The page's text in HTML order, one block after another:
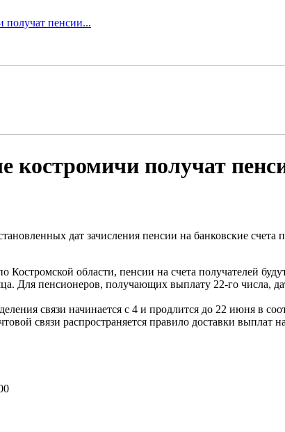
получат пенсии...
костромичи получат
дат зачисления пенсии на банковские
области, пенсии на счета получателей
Для пенсионеров, получающих выплату 22-го числа,
связи начинается с 4 и продлится до 22 июня в
связи распространяется правило доставки